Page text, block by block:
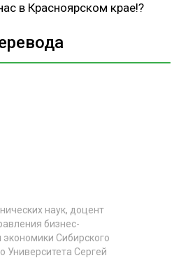
в Красноярском крае!?
наук, доцент
бизнес-
Сибирского
Университета Сергей